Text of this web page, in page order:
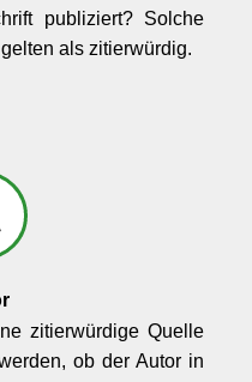
publiziert? Solche
als zitierwürdig.
zitierwürdige Quelle
ob der Autor in